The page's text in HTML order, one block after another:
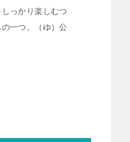
っかり楽しむつ
一つ。（ゆ）公